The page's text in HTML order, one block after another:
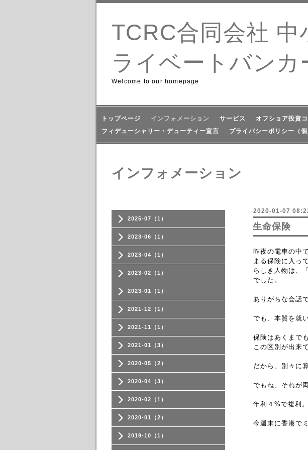
TCRC合同会社
ライベートバンカ
Welcome to our homepage
トップページ インフォメーション サービス オフショア投資
フィデューシャリー・デューティー宣言
プライバシーポリシー（個
2025-07（1）
2023-06（1）
2023-04（1）
2023-02（1）
2023-01（1）
2021-12（1）
2021-11（1）
2021-01（3）
2020-05（2）
2020-04（3）
2020-02（1）
2020-01（2）
2019-10（1）
インフォメーション
2020-01-07
生命保険
昨夜の電車の中
まる保険に入っ
らしき人物は、
でした。
ありがちな会話
でも、本質を就
保険はあくまで
この区別が出来
だから、別々に
でもね、それが
年利４%で複利
今週末に香港で